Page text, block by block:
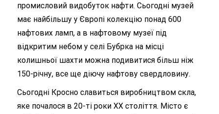
промисловий видобуток нафти. Сьогодні музей
має найбільшу у Європі колекцію понад 600
нафтових ламп, а в нафтовому музеї під
відкритим небом у селі Бубрка на місці
колишньої шахти можна подивитися більш ніж
150-річну, все ще діючу нафтову свердловину.
Сьогодні Кросно славиться виробництвом скла,
яке почалося в 20-ті роки XX століття. Місто є